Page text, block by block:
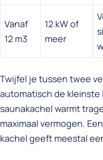
Vanaf
12 m3
12 kW of
meer
Twijfel je tussen twee
automatisch de kleinste
saunakachel warmt
maximaal vermogen.
kachel geeft meestal